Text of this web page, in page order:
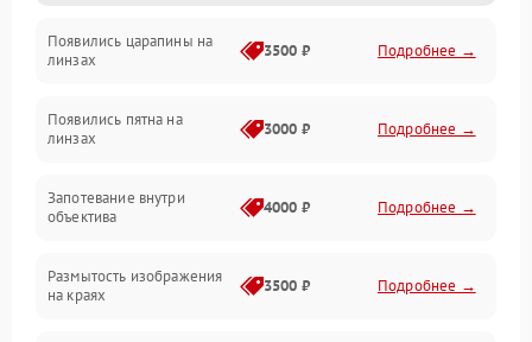
Прочие неисправности
Появились царапины на
линзах
3500 ₽ Подробнее →
Появились пятна на
линзах
3000 ₽ Подробнее →
Запотевание внутри
объектива
4000 ₽ Подробнее →
Размытость изображения
на краях
3500 ₽ Подробнее →